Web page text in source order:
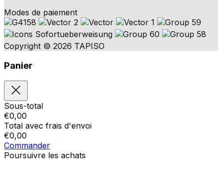
Modes de paiement
Copyright © 2026 TAPISO
Panier
Sous-total
€0,00
Total avec frais d'envoi
€0,00
Commander
Poursuivre les achats